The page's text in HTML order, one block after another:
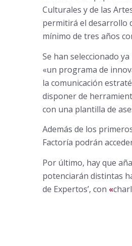
Culturales y de las
permitirá el desarrollo
mínimo de tres años
Se han seleccionado
«un programa de
la comunicación
disponer de
con una plantilla de
Además de los
Factoría podrán
Por último, hay que
potenciarán distintas
de Expertos’, con «